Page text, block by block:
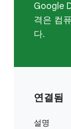
Google
격은 컴
다.
연결됨
설명